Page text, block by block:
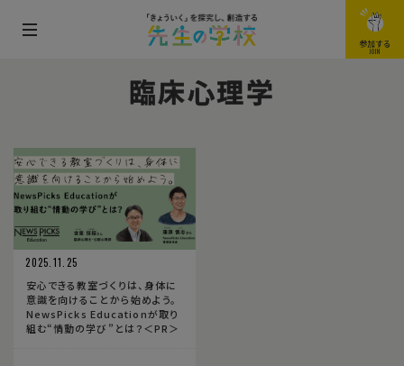
メ
開
閉
す
る
参加する
JOIN
臨床心理学
2025.11.25
安心できる教室づくりは、身体に
意識を向けることから始めよう。
NewsPicks Educationが取り
組む“情動の学び”とは？＜PR＞